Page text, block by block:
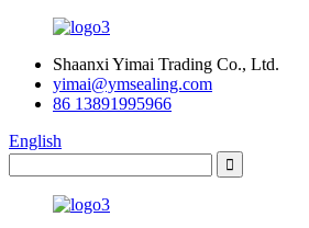
Shaanxi Yimai Trading Co., Ltd.
yimai@ymsealing.com
86 13891995966
English